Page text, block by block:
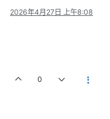
2026年4月27日 上午8:08
0